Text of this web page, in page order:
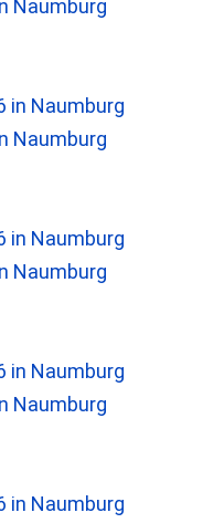
Naumburg
Naumburg
Naumburg
Naumburg